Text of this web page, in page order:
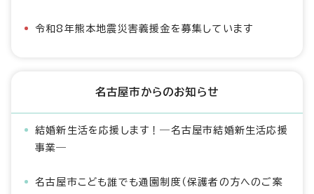
令和8年熊本地震災害義援金を募集しています
名古屋市からのお知らせ
結婚新生活を応援します！―名古屋市結婚新生活応援
事業―
名古屋市こども誰でも通園制度（保護者の方へのご案